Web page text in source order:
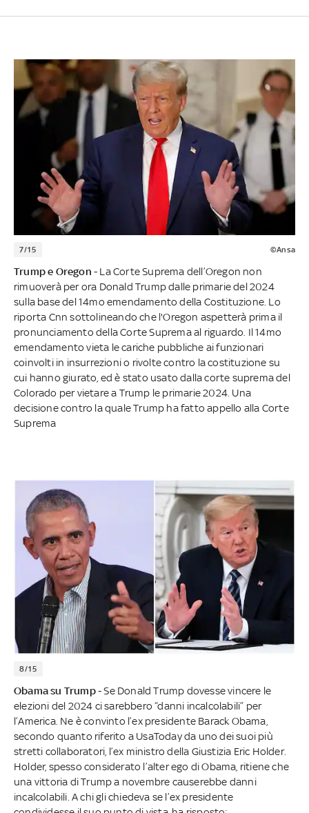
7/15 ©Ansa
Trump e Oregon - La Corte Suprema dell’Oregon non
rimuoverà per ora Donald Trump dalle primarie del 2024
sulla base del 14mo emendamento della Costituzione. Lo
riporta Cnn sottolineando che l'Oregon aspetterà prima il
pronunciamento della Corte Suprema al riguardo. Il 14mo
emendamento vieta le cariche pubbliche ai funzionari
coinvolti in insurrezioni o rivolte contro la costituzione su
cui hanno giurato, ed è stato usato dalla corte suprema del
Colorado per vietare a Trump le primarie 2024. Una
decisione contro la quale Trump ha fatto appello alla Corte
Suprema
8/15
Obama su Trump- Se Donald Trump dovesse vincere le
elezioni del 2024 ci sarebbero “danni incalcolabili” per
l’America. Ne è convinto l’ex presidente Barack Obama,
secondo quanto riferito a UsaToday da uno dei suoi più
stretti collaboratori, l’ex ministro della Giustizia Eric Holder.
Holder, spesso considerato l’alter ego di Obama, ritiene che
una vittoria di Trump a novembre causerebbe danni
incalcolabili. A chi gli chiedeva se l’ex presidente